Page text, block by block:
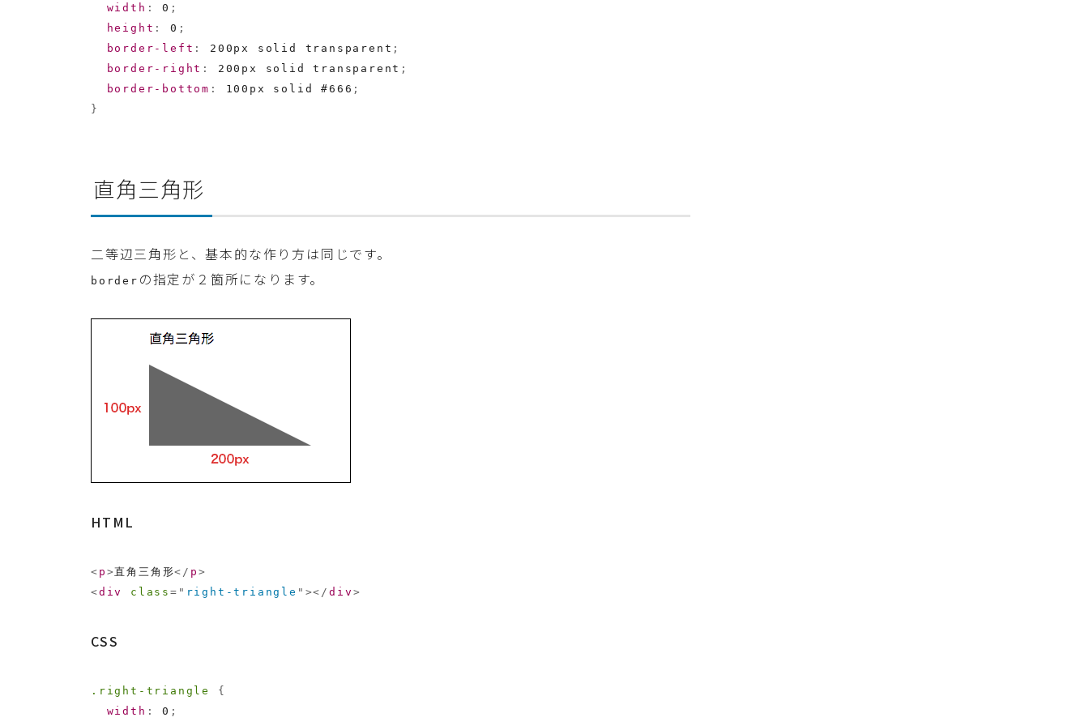
width : 0 ;
height : 0 ;
border-left : 200px solid transparent ;
border-right : 200px solid transparent ;
border-bottom : 100px solid #666 ;
}
直角三角形
二等辺三角形と、基本的な作り方は同じです。
border の指定が２箇所になります。
HTML
< p >直角三角形</ p >
<div class= " right-triangle " ></div >
CSS
.right-triangle
{
width : 0 ;